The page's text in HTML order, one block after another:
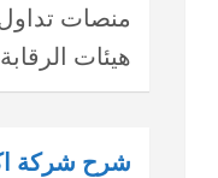
منصات
هيئات
شرح شركة